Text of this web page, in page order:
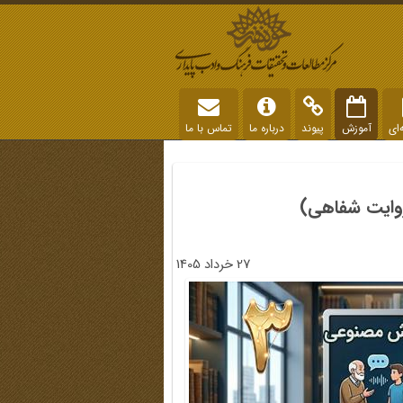
آموزش پیوند درباره ما تماس با ما
شفاهی)
27 خرداد 1405